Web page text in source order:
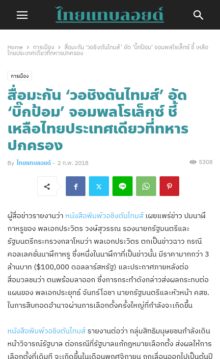
Home การเมือง
สื่อมะกัน ‘วอชิงตันไทมส์’ อัด ‘บิ๊กป้อม’ จอมพลโรเล็กซ์ ชี้ เหลือ
ไทยประเทศเดียวที่ทหารปกครอง
การเมือง
สื่อมะกัน ‘วอชิงตันไทมส์’ อัด
‘บิ๊กป้อม’ จอมพลโรเล็กซ์ ชี้
เหลือไทยประเทศเดียวที่ทหาร
ปกครอง
By ไทยแทบลอยด์ - 2 ก.พ. 2018 5308
ผู้สื่อข่าวรายงานว่า หนังสือพิมพ์วอชิงตันไทมส์เผยแพร่ข่าว ปมนาฬึ
กาหรูของ พลเอกประวิตร วงษ์สุวรรณ รองนายกรัฐมนตรีและ
รัฐมนตรีกระทรวงกลาโหมว่า พลเอกประวิตร ตกเป็นข่าวฉาว กรณี
คอลเลคชั่นนาฬึกาหรู ซึ่งหนึ่งในนาฬึกาที่เป็นข่าวนั้น มีราคามากกว่า 3
ล้านบาท ($100,000 ดอลลาร์สหรัฐ) และประกาศภายหลังต่อ
สื่อมวลชนว่า ตนพร้อมลาออก ซึ่งการกระทำดังกล่าวส่งผลกระทบต่อ
แผนของ พลเอกประยุทธ์ จันทร์โอชา นายกรัฐมนตรีและหัวหน้า คสช.
ในการสืบทอดอำนาจผ่านการเลือกตั้งครั้งใหญ่ที่กำลังจะเกิดขึ้น
หนังสือพิมพ์วอชิงตันไทมส์รายงานต่อว่า กลุ่มสิทธิมนุษยชนกำลังเดิน
หน้าวิจารณ์รัฐบาล ต่อกรณีที่รัฐบาลแก้กฏหมายเลือกตั้ง ส่งผลให้การ
เลือกตั้งที่เดิมที จะเกิดขึ้นในเดือนพฤศจิกายน ถูกเลื่อนออกไปเป็นต้นปี